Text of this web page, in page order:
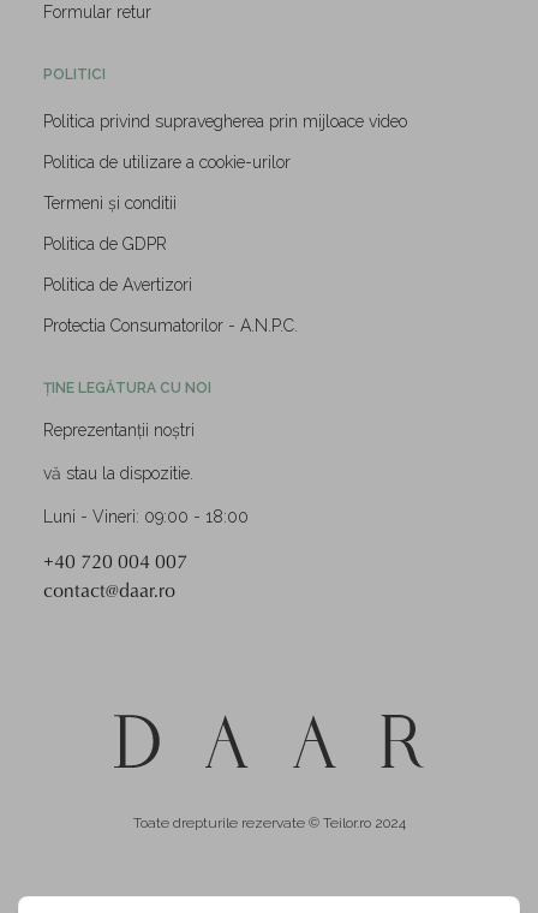
Formular retur
POLITICI
Politica privind supravegherea prin mijloace video
Politica de utilizare a cookie-urilor
Termeni și conditii
Politica de GDPR
Politica de Avertizori
Protectia Consumatorilor - A.N.P.C.
ȚINE LEGĂTURA CU NOI
Reprezentanții noștri
vă stau la dispozitie.
Luni - Vineri: 09:00 - 18:00
+40 720 004 007
contact@daar.ro
Toate drepturile rezervate © Teilor.ro 2024